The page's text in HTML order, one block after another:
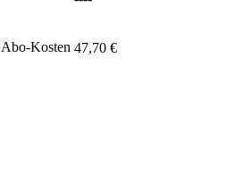
47,70 €